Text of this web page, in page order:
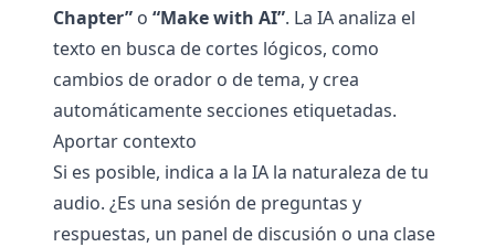
Chapter” o “Make with AI”. La IA analiza el
texto en busca de cortes lógicos, como
cambios de orador o de tema, y crea
automáticamente secciones etiquetadas.
Aportar contexto
Si es posible, indica a la IA la naturaleza de tu
audio. ¿Es una sesión de preguntas y
respuestas, un panel de discusión o una clase